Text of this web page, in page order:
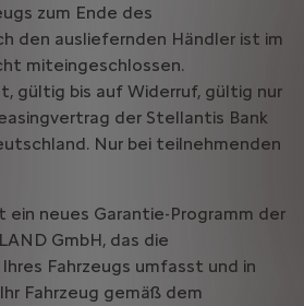
zum Ende des
den ausliefernden Händler ist im
miteingeschlossen.
gültig bis auf Widerruf, gültig nur
der Stellantis Bank
Nur bei teilnehmenden
ein neues Garantie-Programm der
GmbH, das die
Fahrzeugs umfasst und in
Fahrzeug gemäß dem